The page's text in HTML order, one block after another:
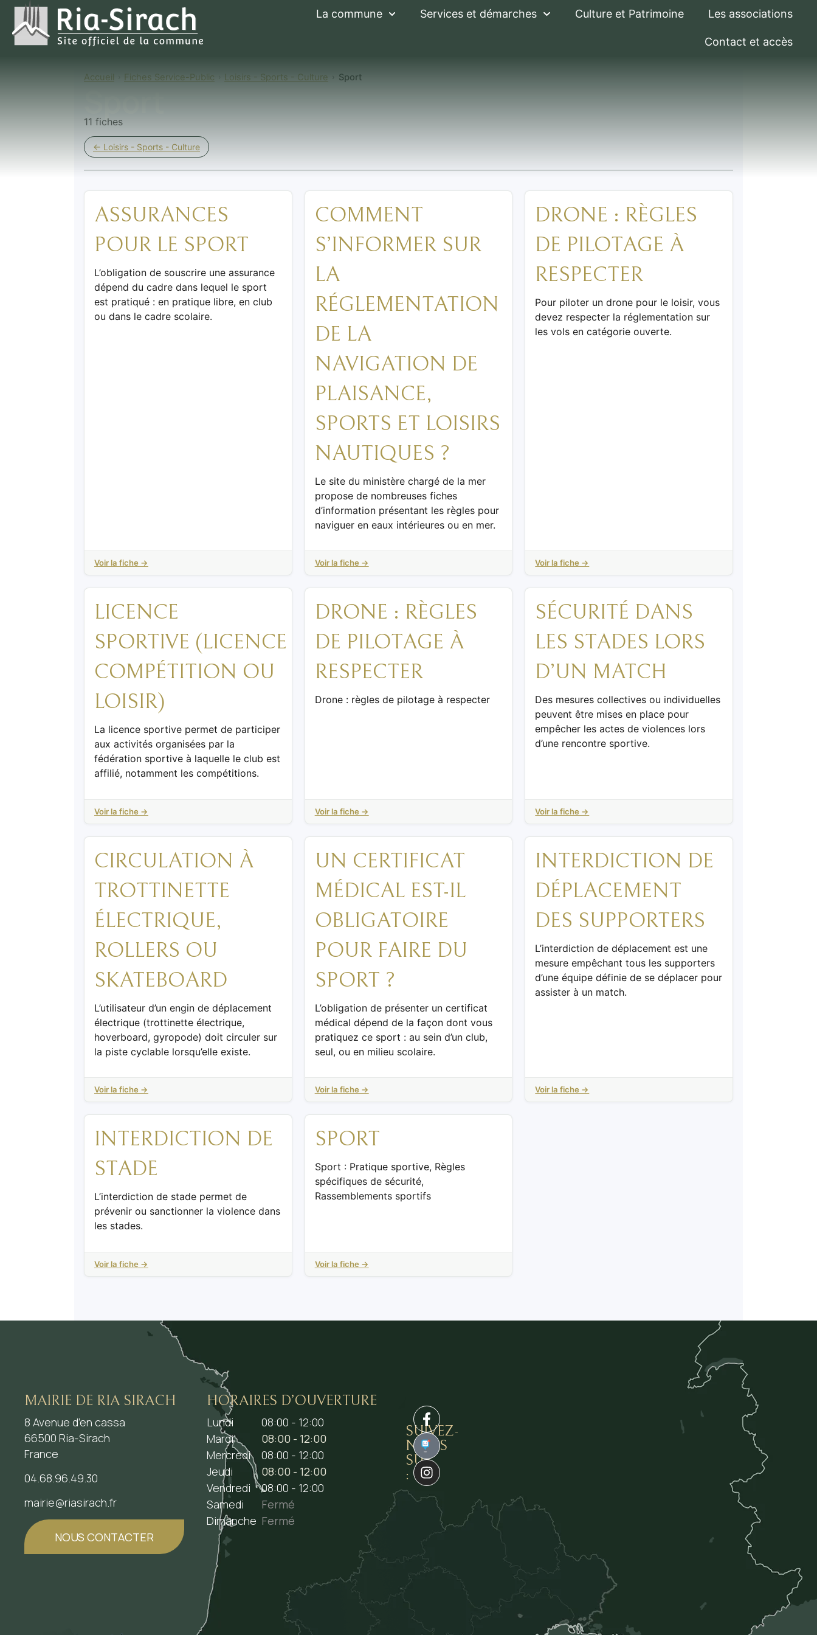
La commune Services et démarches Culture et Patrimoine Les associations
Contact et accès
Accueil Fiches Service-Public Loisirs - Sports - Culture Sport
Sport
11 fiches
← Loisirs - Sports - Culture
ASSURANCES
POUR LE SPORT
L’obligation de souscrire une assurance
dépend du cadre dans lequel le sport
est pratiqué : en pratique libre, en club
ou dans le cadre scolaire.
Voir la fiche →
COMMENT
S’INFORMER SUR
LA
RÉGLEMENTATION
DE LA
NAVIGATION DE
PLAISANCE,
SPORTS ET LOISIRS
NAUTIQUES ?
Le site du ministère chargé de la mer
propose de nombreuses fiches
d’information présentant les règles pour
naviguer en eaux intérieures ou en mer.
Voir la fiche →
DRONE : RÈGLES
DE PILOTAGE À
RESPECTER
Pour piloter un drone pour le loisir, vous
devez respecter la réglementation sur
les vols en catégorie ouverte.
Voir la fiche →
LICENCE
SPORTIVE (LICENCE
COMPÉTITION OU
LOISIR)
La licence sportive permet de participer
aux activités organisées par la
fédération sportive à laquelle le club est
affilié, notamment les compétitions.
Voir la fiche →
DRONE : RÈGLES
DE PILOTAGE À
RESPECTER
Drone : règles de pilotage à respecter
Voir la fiche →
SÉCURITÉ DANS
LES STADES LORS
D’UN MATCH
Des mesures collectives ou individuelles
peuvent être mises en place pour
empêcher les actes de violences lors
d’une rencontre sportive.
Voir la fiche →
CIRCULATION À
TROTTINETTE
ÉLECTRIQUE,
ROLLERS OU
SKATEBOARD
L’utilisateur d’un engin de déplacement
électrique (trottinette électrique,
hoverboard, gyropode) doit circuler sur
la piste cyclable lorsqu’elle existe.
Voir la fiche →
UN CERTIFICAT
MÉDICAL EST-IL
OBLIGATOIRE
POUR FAIRE DU
SPORT ?
L’obligation de présenter un certificat
médical dépend de la façon dont vous
pratiquez ce sport : au sein d’un club,
seul, ou en milieu scolaire.
Voir la fiche →
INTERDICTION DE
DÉPLACEMENT
DES SUPPORTERS
L’interdiction de déplacement est une
mesure empêchant tous les supporters
d’une équipe définie de se déplacer pour
assister à un match.
Voir la fiche →
INTERDICTION DE
STADE
L’interdiction de stade permet de
prévenir ou sanctionner la violence dans
les stades.
Voir la fiche →
SPORT
Sport : Pratique sportive, Règles
spécifiques de sécurité,
Rassemblements sportifs
Voir la fiche →
MAIRIE DE RIA SIRACH
8 Avenue d’en cassa
66500 Ria-Sirach
France
04.68.96.49.30
mairie@riasirach.fr
NOUS CONTACTER
HORAIRES D’OUVERTURE
Lundi
08:00 - 12:00
Mardi
08:00 - 12:00
Mercredi
08:00 - 12:00
Jeudi
08:00 - 12:00
Vendredi
08:00 - 12:00
Samedi
Fermé
Dimanche Fermé
SUIVEZ-
NOUS
SUR
:
1